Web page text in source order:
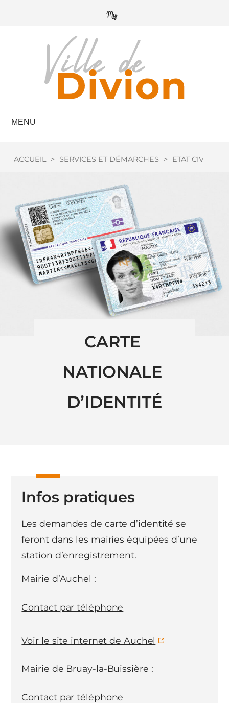
MENU
ACCUEIL > SERVICES ET DÉMARCHES > ETAT CIVIL
CARTE
NATIONALE
D’IDENTITÉ
Infos pratiques
Les demandes de carte d’identité se
feront dans les mairies équipées d’une
station d’enregistrement.
Mairie d’Auchel :
Contact par téléphone
Voir le site internet de Auchel
Mairie de Bruay-la-Buissière :
Contact par téléphone